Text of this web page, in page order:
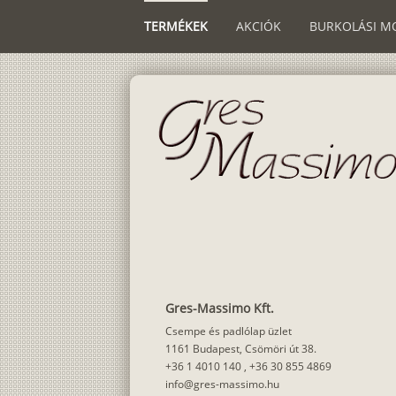
TERMÉKEK AKCIÓK BURKOLÁSI
Gres-Massimo Kft.
Csempe és padlólap üzlet
1161 Budapest, Csömöri út 38.
+36 1 4010 140 , +36 30 855 4869
info@gres-massimo.hu